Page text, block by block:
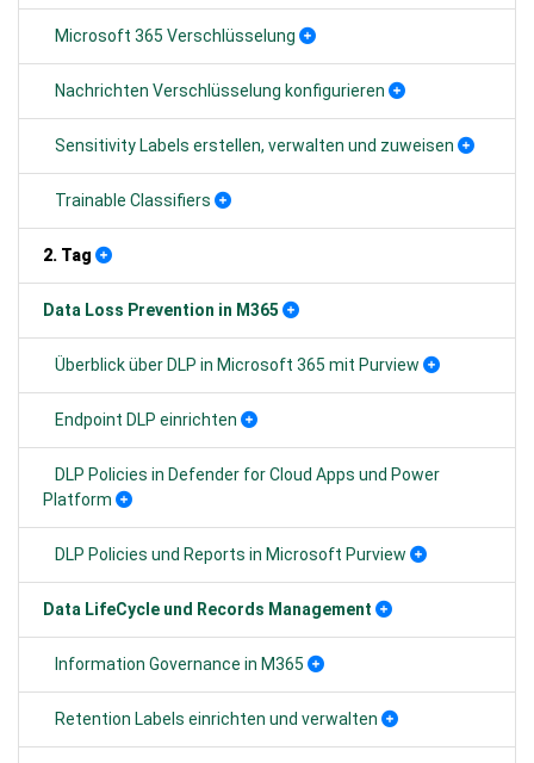
Microsoft 365 Verschlüsselung
Nachrichten Verschlüsselung konfigurieren
Sensitivity Labels erstellen, verwalten und zuweisen
Trainable Classifiers
2. Tag
Data Loss Prevention in M365
Überblick über DLP in Microsoft 365 mit Purview
Endpoint DLP einrichten
DLP Policies in Defender for Cloud Apps und Power
Platform
DLP Policies und Reports in Microsoft Purview
Data LifeCycle und Records Management
Information Governance in M365
Retention Labels einrichten und verwalten